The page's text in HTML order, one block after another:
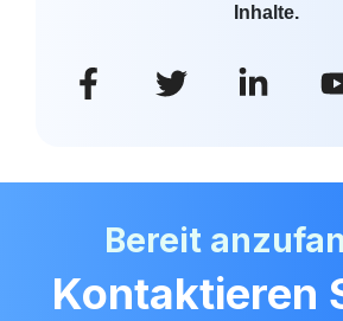
Inhalte.
Bereit
Kontaktieren